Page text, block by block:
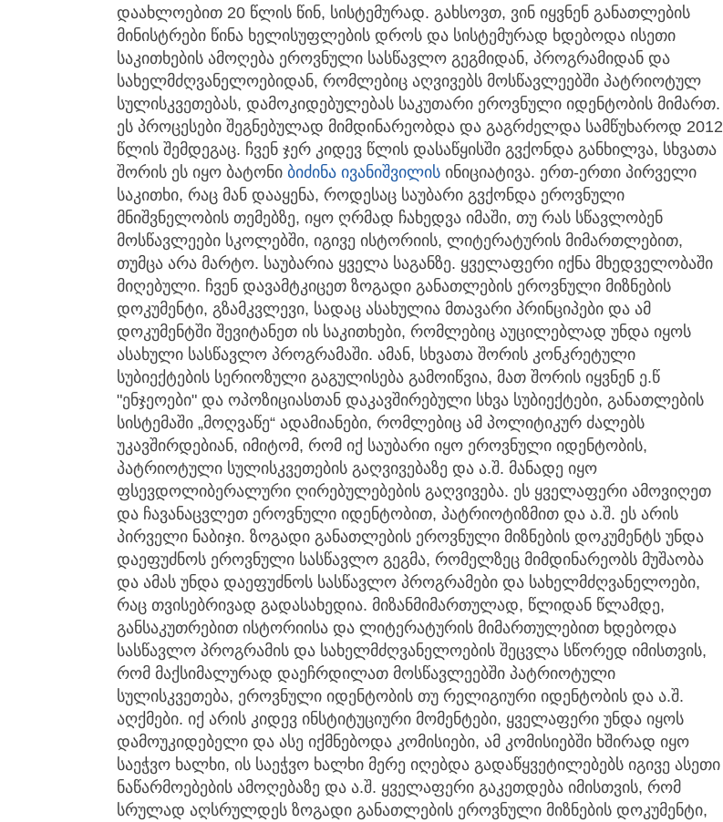
დაახლოებით 20 წლის წინ, სისტემურად. გახსოვთ, ვინ იყვნენ განათლების
მინისტრები წინა ხელისუფლების დროს და სისტემურად ხდებოდა ისეთი
საკითხების ამოღება ეროვნული სასწავლო გეგმიდან, პროგრამიდან და
სახელმძღვანელოებიდან, რომლებიც აღვივებს მოსწავლეებში პატრიოტულ
სულისკვეთებას, დამოკიდებულებას საკუთარი ეროვნული იდენტობის მიმართ.
ეს პროცესები შეგნებულად მიმდინარეობდა და გაგრძელდა სამწუხაროდ 2012
წლის შემდეგაც. ჩვენ ჯერ კიდევ წლის დასაწყისში გვქონდა განხილვა, სხვათა
შორის ეს იყო ბატონი ბიძინა ივანიშვილის ინიციატივა. ერთ-ერთი პირველი
საკითხი, რაც მან დააყენა, როდესაც საუბარი გვქონდა ეროვნული
მნიშვნელობის თემებზე, იყო ღრმად ჩახედვა იმაში, თუ რას სწავლობენ
მოსწავლეები სკოლებში, იგივე ისტორიის, ლიტერატურის მიმართლებით,
თუმცა არა მარტო. საუბარია ყველა საგანზე. ყველაფერი იქნა მხედველობაში
მიღებული. ჩვენ დავამტკიცეთ ზოგადი განათლების ეროვნული მიზნების
დოკუმენტი, გზამკვლევი, სადაც ასახულია მთავარი პრინციპები და ამ
დოკუმენტში შევიტანეთ ის საკითხები, რომლებიც აუცილებლად უნდა იყოს
ასახული სასწავლო პროგრამაში. ამან, სხვათა შორის კონკრეტული
სუბიექტების სერიოზული გაგულისება გამოიწვია, მათ შორის იყვნენ ე.წ
"ენჯეოები" და ოპოზიციასთან დაკავშირებული სხვა სუბიექტები, განათლების
სისტემაში „მოღვაწე“ ადამიანები, რომლებიც ამ პოლიტიკურ ძალებს
უკავშირდებიან, იმიტომ, რომ იქ საუბარი იყო ეროვნული იდენტობის,
პატრიოტული სულისკვეთების გაღვივებაზე და ა.შ. მანადე იყო
ფსევდოლიბერალური ღირებულებების გაღვივება. ეს ყველაფერი ამოვიღეთ
და ჩავანაცვლეთ ეროვნული იდენტობით, პატრიოტიზმით და ა.შ. ეს არის
პირველი ნაბიჯი. ზოგადი განათლების ეროვნული მიზნების დოკუმენტს უნდა
დაეფუძნოს ეროვნული სასწავლო გეგმა, რომელზეც მიმდინარეობს მუშაობა
და ამას უნდა დაეფუძნოს სასწავლო პროგრამები და სახელმძღვანელოები,
რაც თვისებრივად გადასახედია. მიზანმიმართულად, წლიდან წლამდე,
განსაკუთრებით ისტორიისა და ლიტერატურის მიმართულებით ხდებოდა
სასწავლო პროგრამის და სახელმძღვანელოების შეცვლა სწორედ იმისთვის,
რომ მაქსიმალურად დაეჩრდილათ მოსწავლეებში პატრიოტული
სულისკვეთება, ეროვნული იდენტობის თუ რელიგიური იდენტობის და ა.შ.
აღქმები. იქ არის კიდევ ინსტიტუციური მომენტები, ყველაფერი უნდა იყოს
დამოუკიდებელი და ასე იქმნებოდა კომისიები, ამ კომისიებში ხშირად იყო
საეჭვო ხალხი, ის საეჭვო ხალხი მერე იღებდა გადაწყვეტილებებს იგივე ასეთი
ნაწარმოებების ამოღებაზე და ა.შ. ყველაფერი გაკეთდება იმისთვის, რომ
სრულად აღსრულდეს ზოგადი განათლების ეროვნული მიზნების დოკუმენტი,